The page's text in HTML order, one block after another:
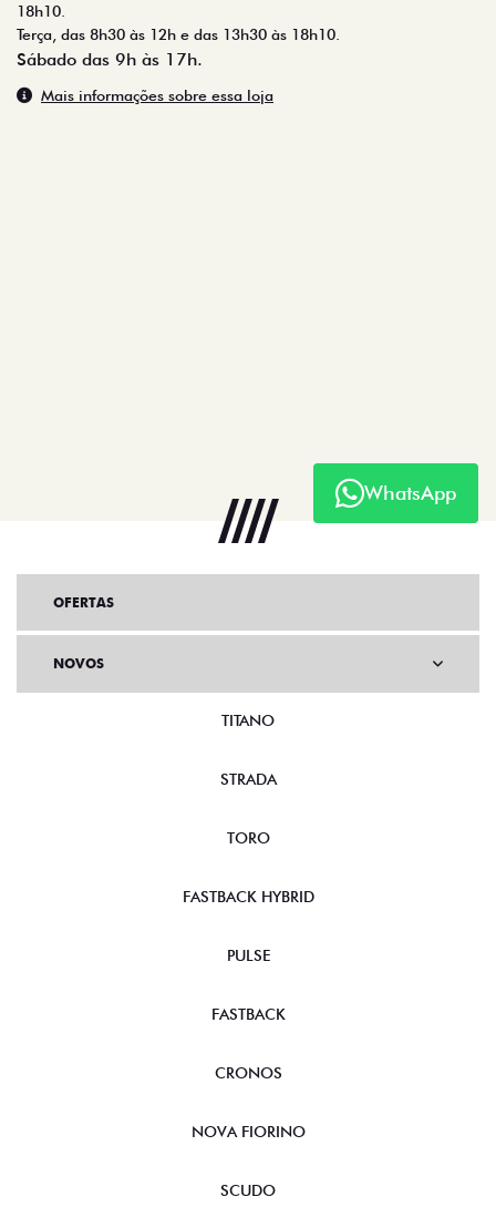
18h10.
Terça, das 8h30 às 12h e das 13h30 às 18h10.
Sábado das 9h às 17h.
Mais informações sobre essa loja
WhatsApp
OFERTAS
NOVOS
TITANO
STRADA
TORO
FASTBACK HYBRID
PULSE
FASTBACK
CRONOS
NOVA FIORINO
SCUDO